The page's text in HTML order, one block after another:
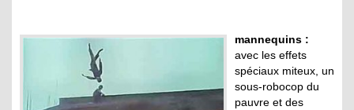
mannequins :
avec les effets
spéciaux miteux, un
sous-robocop du
pauvre et des